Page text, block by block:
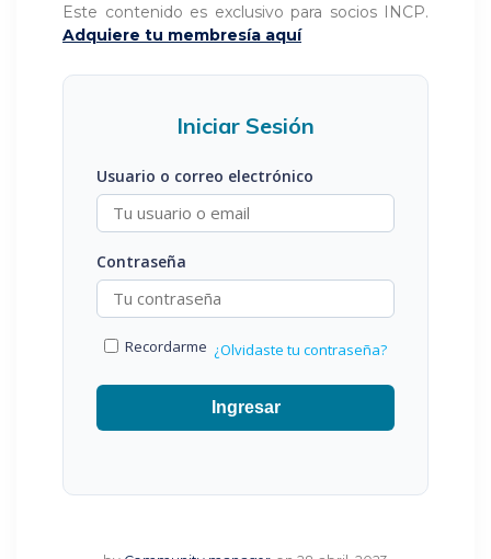
Este contenido es exclusivo para socios INCP.
Adquiere tu membresía aquí
Iniciar Sesión
Usuario o correo electrónico
Contraseña
Recordarme ¿Olvidaste tu contraseña?
Ingresar